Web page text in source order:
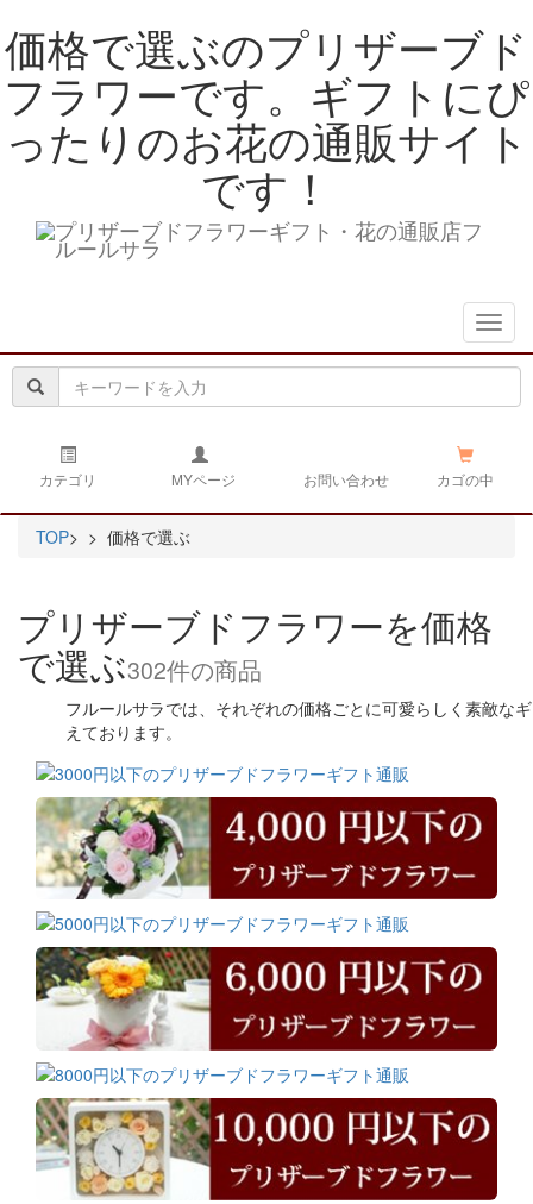
価格で選ぶのプリザーブド
フラワーです。ギフトにぴ
ったりのお花の通販サイト
です！
カテゴリ MYページ お問い合わせ カゴの中
TOP> > 価格で選ぶ
プリザーブドフラワーを価格
で選ぶ302件の商品
フルールサラでは、それぞれの価格ごとに可愛らしく素敵な
えております。